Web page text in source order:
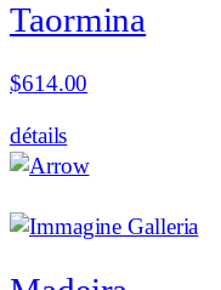
Taormina
$614.00
détails